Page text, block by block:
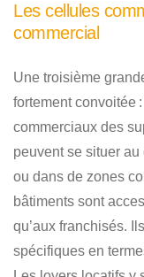
Les cellules
commercial
Une troisième
fortement convoitée
commerciaux des
peuvent se situer
ou dans de zones
bâtiments sont
qu’aux franchisés.
spécifiques en